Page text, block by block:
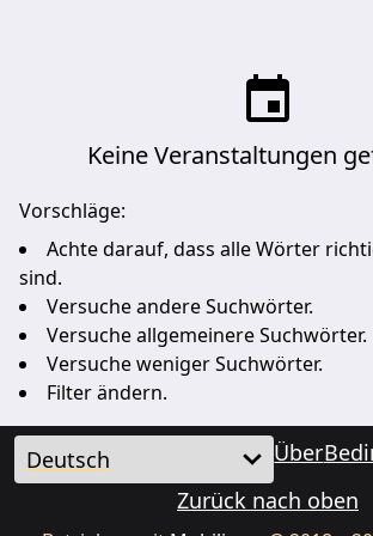
Keine Veranstaltungen
Vorschläge:
Achte darauf, dass alle Wörter
sind.
Versuche andere Suchwörter.
Versuche allgemeinere Suchwörter.
Versuche weniger Suchwörter.
Filter ändern.
Über
Zurück nach oben